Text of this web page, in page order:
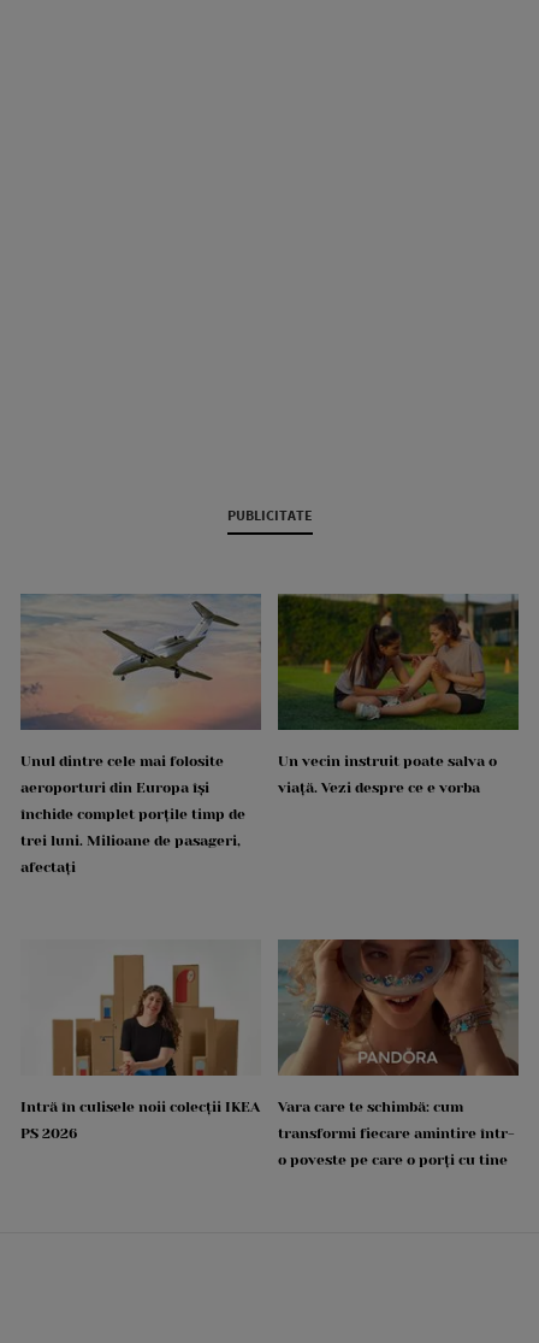
PUBLICITATE
Unul dintre cele mai folosite
aeroporturi din Europa își
închide complet porțile timp de
trei luni. Milioane de pasageri,
afectați
Un vecin instruit poate salva o
viață. Vezi despre ce e vorba
Intră în culisele noii colecții IKEA
PS 2026
Vara care te schimbă: cum
transformi fiecare amintire într-
o poveste pe care o porți cu tine